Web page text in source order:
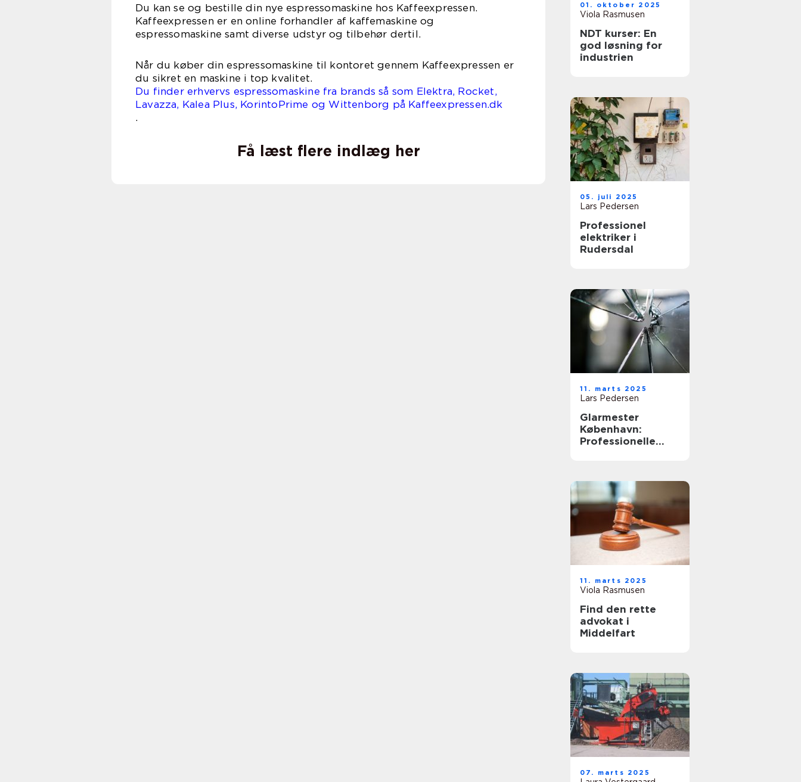
Du kan se og bestille din nye espressomaskine hos Kaffeexpressen.
Kaffeexpressen er en online forhandler af kaffemaskine og
espressomaskine samt diverse udstyr og tilbehør dertil.
Når du køber din espressomaskine til kontoret gennem Kaffeexpressen er
du sikret en maskine i top kvalitet.
Du finder erhvervs espressomaskine fra brands så som Elektra, Rocket,
Lavazza, Kalea Plus, KorintoPrime og Wittenborg på Kaffeexpressen.dk
.
Få læst flere indlæg her
01. oktober 2025
Viola Rasmusen
NDT kurser: En
god løsning for
industrien
05. juli 2025
Lars Pedersen
Professionel
elektriker i
Rudersdal
11. marts 2025
Lars Pedersen
Glarmester
København:
Professionelle
11. marts 2025
Viola Rasmusen
Find den rette
advokat i
Middelfart
07. marts 2025